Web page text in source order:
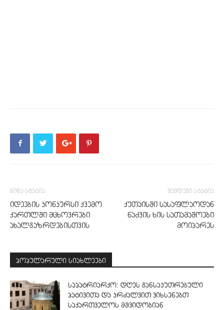
წინა სტატია
იდეების კონკურსი ქვემო
ქართლში მცხოვრები
ახალგაზრდებისთვის
შემდეგი სტატია
ქუთაისში სასაფლაოდან
ნაძვის ხის სათამაშოები
მოიპარეს
პოპულარული სიახლეები
საპატრიარქო: დღეს განსაკუთრებული
პატივითა და კრძალვით ვიხსენებთ
საქართველოს მშვიდობიან